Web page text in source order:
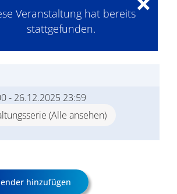
Veranstaltung hat bereits
stattgefunden.
×
- 26.12.2025 23:59
(Alle ansehen)
hinzufügen